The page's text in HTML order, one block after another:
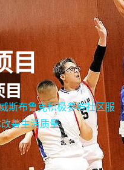
目
斯布鲁克积极参与社区服
善生活质量